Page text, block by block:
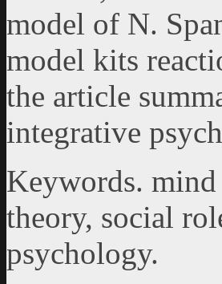
model of N.
model kits
the article
integrative
Keywords.
theory, social
psychology.